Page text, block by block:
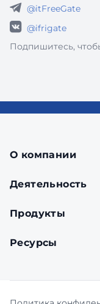
@itFreeGate
@ifrigate
Подпишитесь,
О компании
Деятельность
Продукты
Ресурсы